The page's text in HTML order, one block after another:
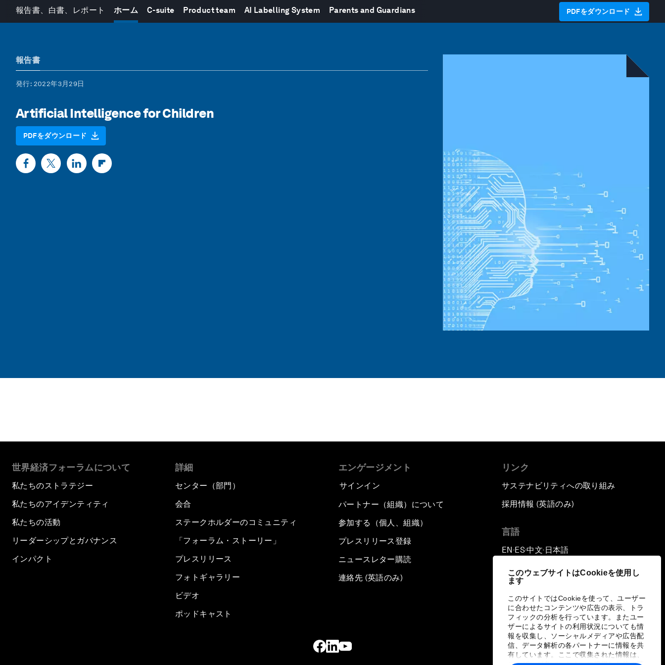
このウェブサイトはCookieを使用し
ます
このサイトではCookieを使って、ユーザー
に合わせたコンテンツや広告の表示、トラ
フィックの分析を行っています。またユー
ザーによるサイトの利用状況についても情
報を収集し、ソーシャルメディアや広告配
信、データ解析の各パートナーに情報を共
有しています。ここで収集された情報は、
報告書、白書、レポート ホーム C-suite Product team AI Labelling System Parents and Guardians PDFをダウンロード
報告書
発行: 2022年3月29日
Artificial Intelligence for Children
PDFをダウンロード
世界経済フォーラムについて
私たちのストラテジー
私たちのアイデンティティ
私たちの活動
リーダーシップとガバナンス
インパクト
詳細
センター（部門）
会合
ステークホルダーのコミュニティ
「フォーラム・ストーリー」
プレスリリース
フォトギャラリー
ビデオ
ポッドキャスト
エンゲージメント
サインイン
パートナー（組織）について
参加する（個人、組織）
プレスリリース登録
ニュースレター購読
連絡先 (英語のみ)
リンク
サステナビリティへの取り組み
採用情報 (英語のみ)
言語
EN ▪ ES▪中文▪ 日本語